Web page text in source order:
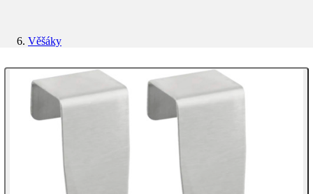
Věšáky